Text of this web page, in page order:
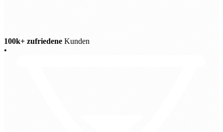
100k+ zufriedene Kunden
•